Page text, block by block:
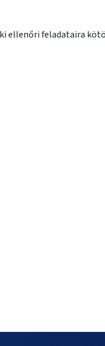
ellenőri feladataira